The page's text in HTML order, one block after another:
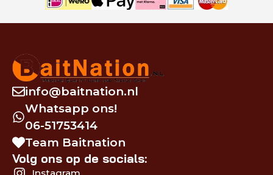
info@baitnation.nl
Whatsapp ons!
06-51753414
Team Baitnation
Volg ons op de socials: